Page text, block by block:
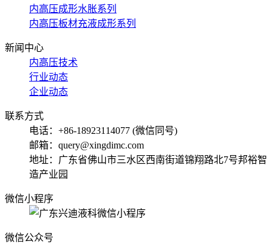
内高压成形水胀系列
内高压板材充液成形系列
新闻中心
内高压技术
行业动态
企业动态
联系方式
电话：+86-18923114077 (微信同号)
邮箱：query@xingdimc.com
地址：广东省佛山市三水区西南街道锦翔路北7号邦裕智
造产业园
微信小程序
微信公众号